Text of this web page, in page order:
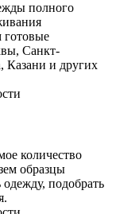
полного
готовые
Санкт-
Казани и других
количество
образцы
подобрать